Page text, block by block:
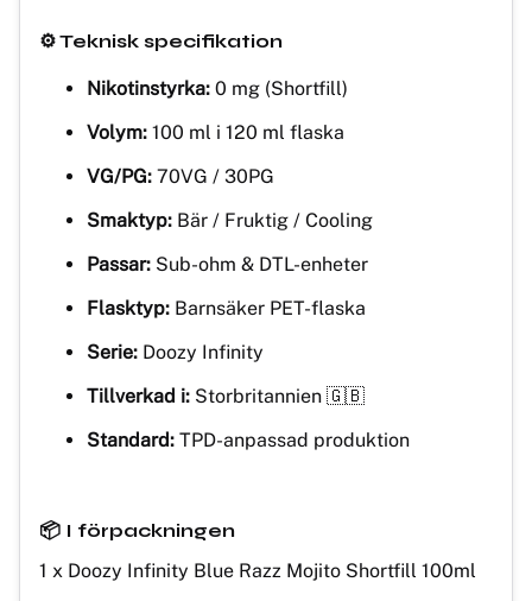
⚙️ Teknisk specifikation
Nikotinstyrka: 0 mg (Shortfill)
Volym: 100 ml i 120 ml flaska
VG/PG: 70VG / 30PG
Smaktyp: Bär / Fruktig / Cooling
Passar: Sub-ohm & DTL-enheter
Flasktyp: Barnsäker PET-flaska
Serie: Doozy Infinity
Tillverkad i: Storbritannien 🇬🇧
Standard: TPD-anpassad produktion
📦 I förpackningen
1 x Doozy Infinity Blue Razz Mojito Shortfill 100ml